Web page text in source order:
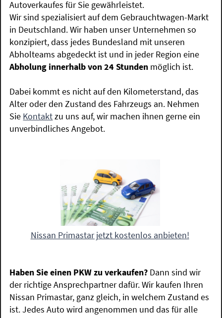
Autoverkaufes für Sie gewährleistet.
Wir sind spezialisiert auf dem Gebrauchtwagen-Markt
in Deutschland. Wir haben unser Unternehmen so
konzipiert, dass jedes Bundesland mit unseren
Abholteams abgedeckt ist und in jeder Region eine
Abholung innerhalb von 24 Stunden möglich ist.
Dabei kommt es nicht auf den Kilometerstand, das
Alter oder den Zustand des Fahrzeugs an. Nehmen
Sie Kontaktzu uns auf, wir machen ihnen gerne ein
unverbindliches Angebot.
Nissan Primastar jetzt kostenlos anbieten!
Haben Sie einen PKW zu verkaufen? Dann sind wir
der richtige Ansprechpartner dafür. Wir kaufen Ihren
Nissan Primastar, ganz gleich, in welchem Zustand es
ist. Jedes Auto wird angenommen und das für alle